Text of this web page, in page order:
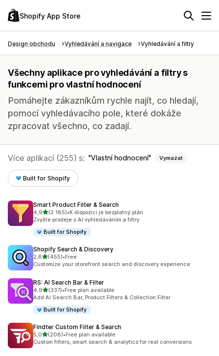
Shopify App Store
Design obchodu Vyhledávání a navigace Vyhledávání a filtry
Všechny aplikace pro vyhledávání a filtry s
funkcemi pro vlastní hodnocení
Pomáhejte zákazníkům rychle najít, co hledají,
pomocí vyhledávacího pole, které dokáže
zpracovat všechno, co zadají.
Více aplikací (255) s: Vlastní hodnocení Vymazat
Built for Shopify
Smart Product Filter & Search
4,9z 5 hvězd
(2 185)
Celkový počet recenzí: 2185
•K dispozici je bezplatný plán
Zvyšte prodeje s AI vyhledáváním a filtry
Built for Shopify
Shopify Search & Discovery
2,8z 5 hvězd
(455)
Celkový počet recenzí: 455
•Free
Customize your storefront search and discovery experience
RS: AI Search Bar & Filter
4,9z 5 hvězd
(337)
Celkový počet recenzí: 337
•Free plan available
Add AI Search Bar, Product Filters & Collection Filter
Built for Shopify
Findter Custom Filter & Search
5,0z 5 hvězd
(208)
Celkový počet recenzí: 208
•Free plan available
Custom filters, smart search & analytics for real conversions